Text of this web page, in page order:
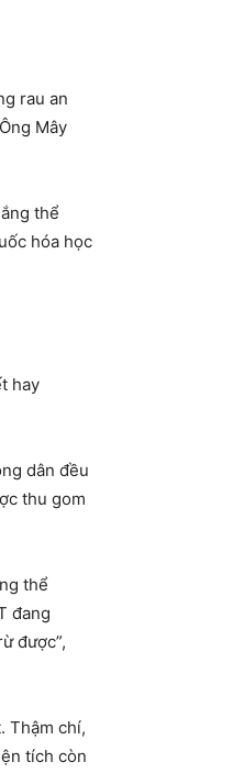
rau an
Mây
thể
hóa học
hay
dân đều
thu gom
thể
đang
được”,
Thậm chí,
tích còn